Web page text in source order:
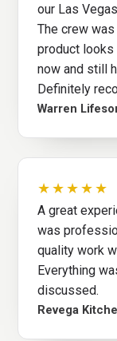
our Las
The crew
product looks
now and still
Definitely
Warren
★★★★★
A great
was
quality work
Everything
discussed.
Revega